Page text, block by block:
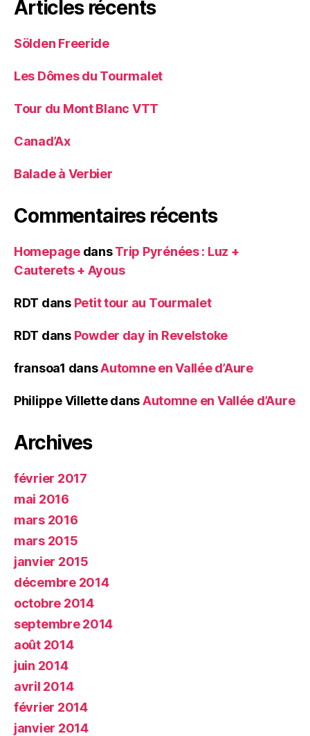
Articles récents
Sölden Freeride
Les Dômes du Tourmalet
Tour du Mont Blanc VTT
Canad’Ax
Balade à Verbier
Commentaires récents
HomepagedansTrip Pyrénées : Luz +
Cauterets + Ayous
RDT dans Petit tour au Tourmalet
RDT dans Powder day in Revelstoke
fransoa1 dansAutomne en Vallée d’Aure
Philippe VillettedansAutomne en Vallée d’Aure
Archives
février 2017
mai 2016
mars 2016
mars 2015
janvier 2015
décembre 2014
octobre 2014
septembre 2014
août 2014
juin 2014
avril 2014
février 2014
janvier 2014